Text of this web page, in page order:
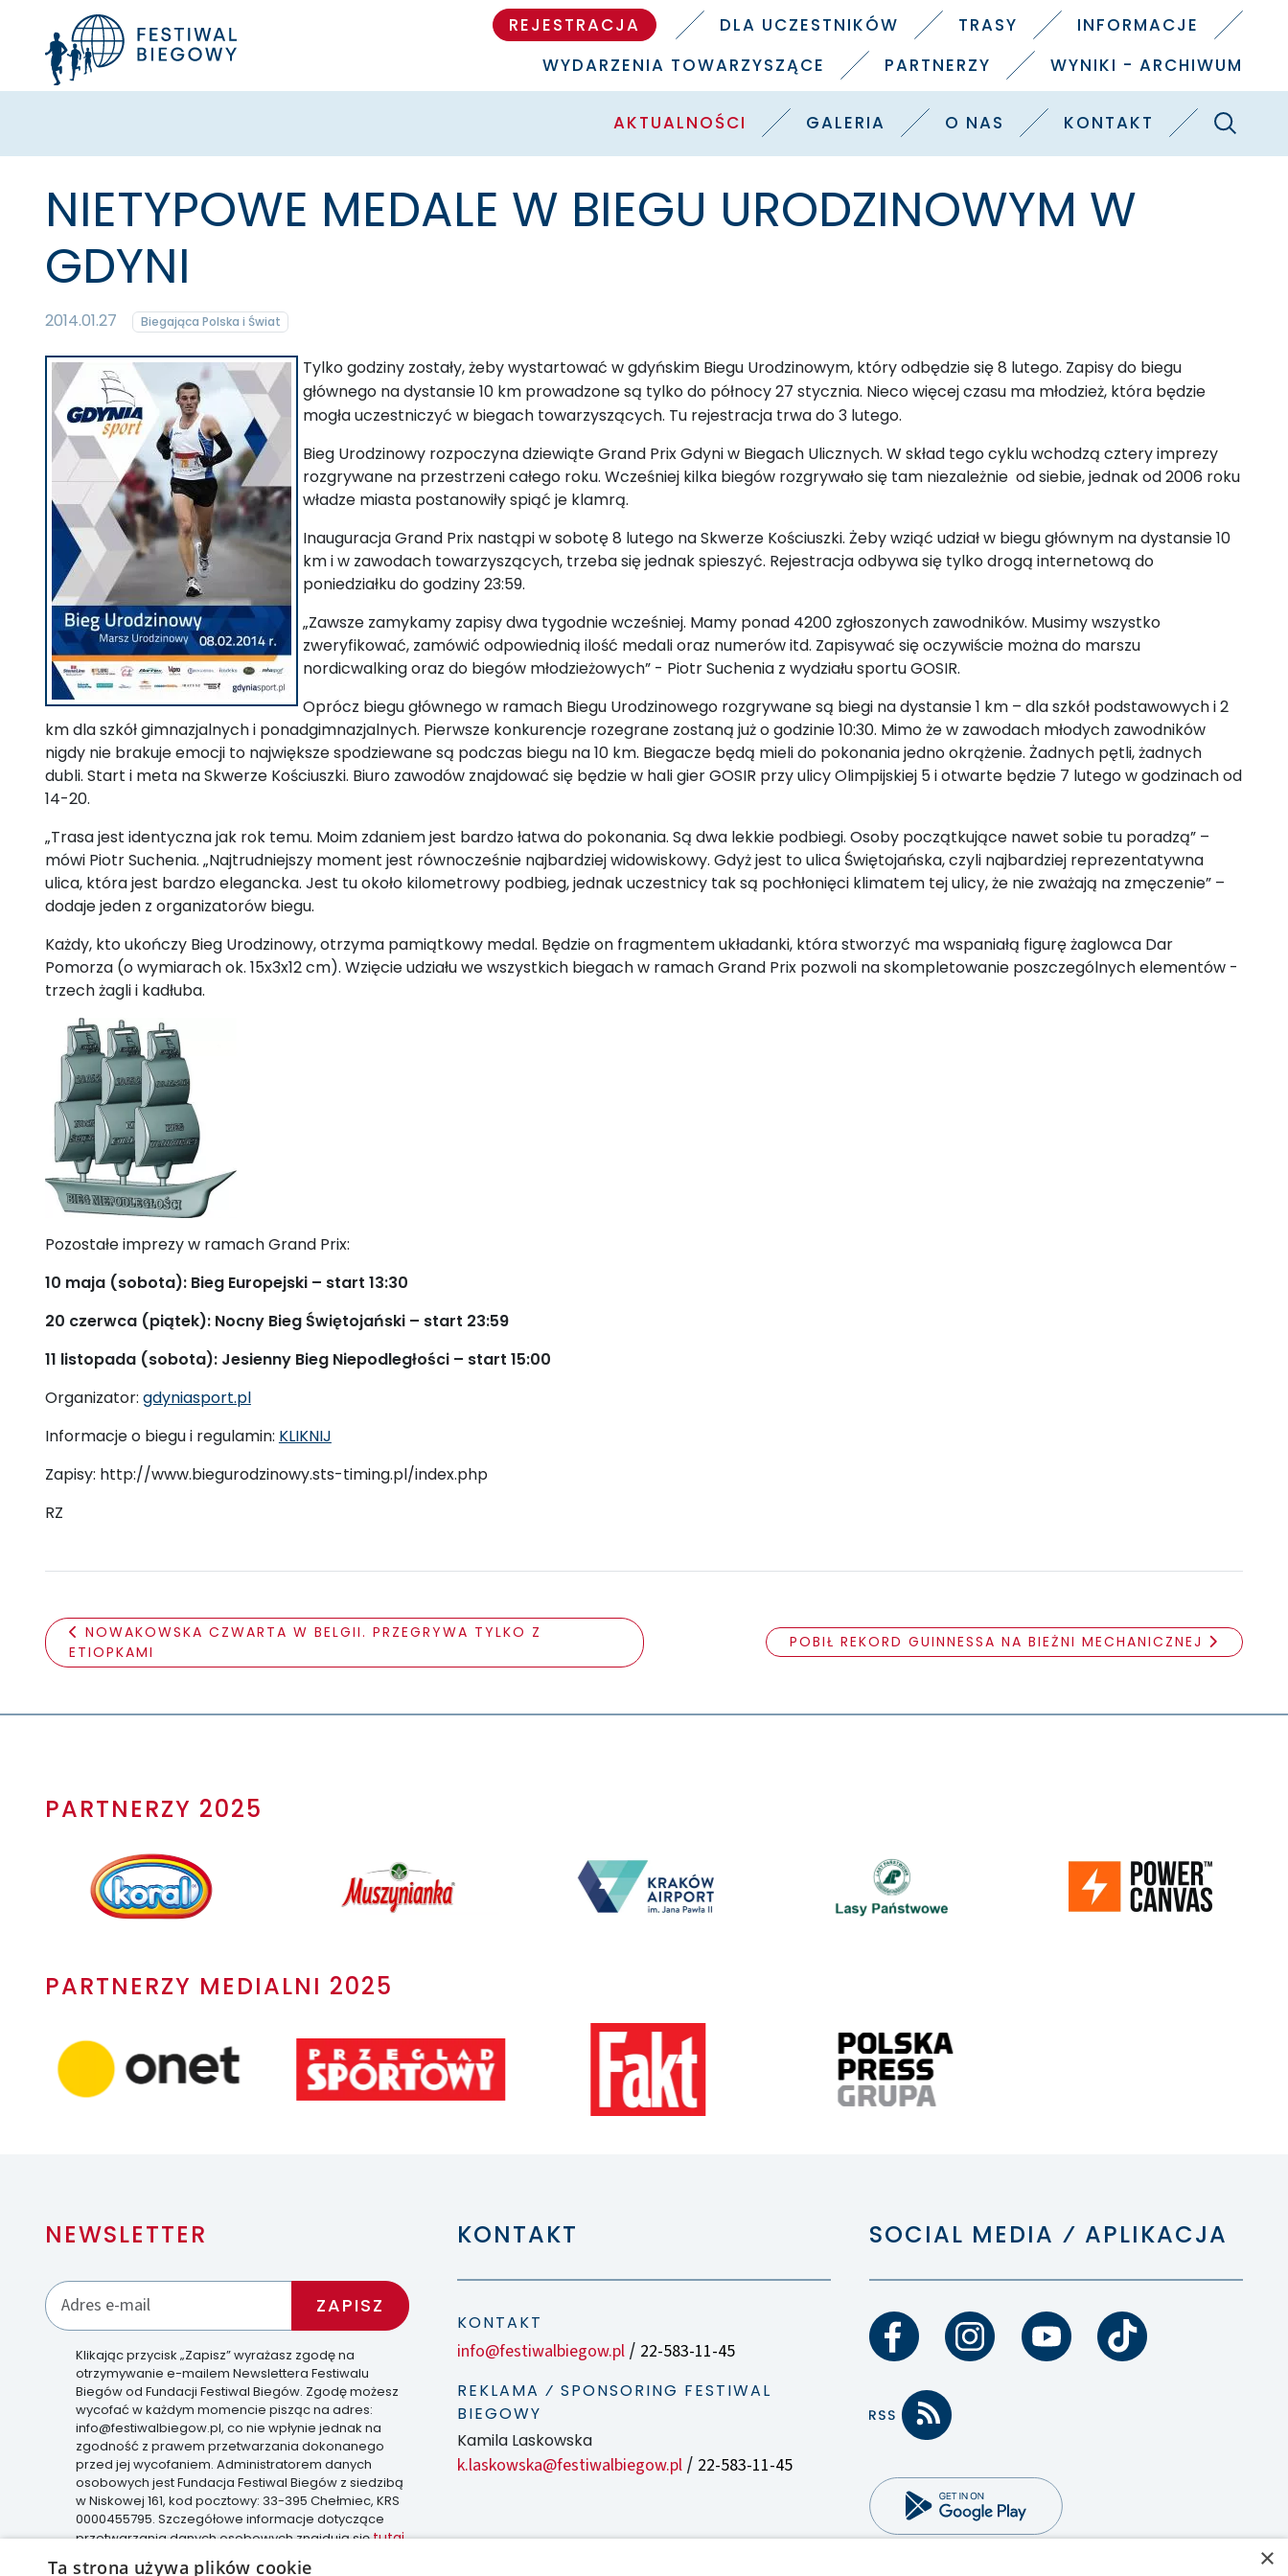
REJESTRACJA DLA UCZESTNIKÓW TRASY
INFORMACJE
WYDARZENIA TOWARZYSZĄCE
PARTNERZY WYNIKI - ARCHIWUM
AKTUALNOŚCI GALERIA O NAS KONTAKT Szukaj
NIETYPOWE MEDALE W BIEGU URODZINOWYM W
GDYNI
2014.01.27 Biegająca Polska i Świat
Tylko godziny zostały, żeby wystartować w gdyńskim Biegu Urodzinowym, który odbędzie się 8 lutego. Zapisy do biegu
głównego na dystansie 10 km prowadzone są tylko do północy 27 stycznia. Nieco więcej czasu ma młodzież, która będzie
mogła uczestniczyć w biegach towarzyszących. Tu rejestracja trwa do 3 lutego.
Bieg Urodzinowy rozpoczyna dziewiąte Grand Prix Gdyni w Biegach Ulicznych. W skład tego cyklu wchodzą cztery imprezy
rozgrywane na przestrzeni całego roku. Wcześniej kilka biegów rozgrywało się tam niezależnie od siebie, jednak od 2006 roku
władze miasta postanowiły spiąć je klamrą.
Inauguracja Grand Prix nastąpi w sobotę 8 lutego na Skwerze Kościuszki. Żeby wziąć udział w biegu głównym na dystansie 10
km i w zawodach towarzyszących, trzeba się jednak spieszyć. Rejestracja odbywa się tylko drogą internetową do
poniedziałku do godziny 23:59.
„Zawsze zamykamy zapisy dwa tygodnie wcześniej. Mamy ponad 4200 zgłoszonych zawodników. Musimy wszystko
zweryfikować, zamówić odpowiednią ilość medali oraz numerów itd. Zapisywać się oczywiście można do marszu
nordicwalking oraz do biegów młodzieżowych” - Piotr Suchenia z wydziału sportu GOSIR.
Oprócz biegu głównego w ramach Biegu Urodzinowego rozgrywane są biegi na dystansie 1 km – dla szkół podstawowych i 2
km dla szkół gimnazjalnych i ponadgimnazjalnych. Pierwsze konkurencje rozegrane zostaną już o godzinie 10:30. Mimo że w zawodach młodych zawodników
nigdy nie brakuje emocji to największe spodziewane są podczas biegu na 10 km. Biegacze będą mieli do pokonania jedno okrążenie. Żadnych pętli, żadnych
dubli. Start i meta na Skwerze Kościuszki. Biuro zawodów znajdować się będzie w hali gier GOSIR przy ulicy Olimpijskiej 5 i otwarte będzie 7 lutego w godzinach od
14-20.
„Trasa jest identyczna jak rok temu. Moim zdaniem jest bardzo łatwa do pokonania. Są dwa lekkie podbiegi. Osoby początkujące nawet sobie tu poradzą” –
mówi Piotr Suchenia. „Najtrudniejszy moment jest równocześnie najbardziej widowiskowy. Gdyż jest to ulica Świętojańska, czyli najbardziej reprezentatywna
ulica, która jest bardzo elegancka. Jest tu około kilometrowy podbieg, jednak uczestnicy tak są pochłonięci klimatem tej ulicy, że nie zważają na zmęczenie” –
dodaje jeden z organizatorów biegu.
Każdy, kto ukończy Bieg Urodzinowy, otrzyma pamiątkowy medal. Będzie on fragmentem układanki, która stworzyć ma wspaniałą figurę żaglowca Dar
Pomorza (o wymiarach ok. 15x3x12 cm). Wzięcie udziału we wszystkich biegach w ramach Grand Prix pozwoli na skompletowanie poszczególnych elementów -
trzech żagli i kadłuba.
Pozostałe imprezy w ramach Grand Prix:
10 maja (sobota): Bieg Europejski – start 13:30
20 czerwca (piątek): Nocny Bieg Świętojański – start 23:59
11 listopada (sobota): Jesienny Bieg Niepodległości – start 15:00
Organizator: gdyniasport.pl
Informacje o biegu i regulamin: KLIKNIJ
Zapisy: http://www.biegurodzinowy.sts-timing.pl/index.php
RZ
NOWAKOWSKA CZWARTA W BELGII. PRZEGRYWA TYLKO Z
ETIOPKAMI
POBIŁ REKORD GUINNESSA NA BIEŻNI MECHANICZNEJ
PARTNERZY 2025
PARTNERZY MEDIALNI 2025
NEWSLETTER
Klikając przycisk „Zapisz” wyrażasz zgodę na
otrzymywanie e-mailem Newslettera Festiwalu
Biegów od Fundacji Festiwal Biegów. Zgodę możesz
wycofać w każdym momencie pisząc na adres:
info@festiwalbiegow.pl, co nie wpłynie jednak na
zgodność z prawem przetwarzania dokonanego
przed jej wycofaniem. Administratorem danych
osobowych jest Fundacja Festiwal Biegów z siedzibą
w Niskowej 161, kod pocztowy: 33-395 Chełmiec, KRS
0000455795. Szczegółowe informacje dotyczące
przetwarzania danych osobowych znajdują siętutaj.
KONTAKT
KONTAKT
info@festiwalbiegow.pl/ 22-583-11-45
REKLAMA ⁄ SPONSORING FESTIWAL
BIEGOWY
Kamila Laskowska
k.laskowska@festiwalbiegow.pl/ 22-583-11-45
SOCIAL MEDIA ⁄ APLIKACJA
×
Ta strona używa plików cookie